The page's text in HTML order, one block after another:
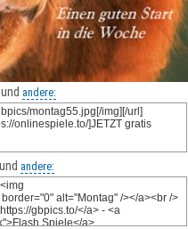
andere:
andere: